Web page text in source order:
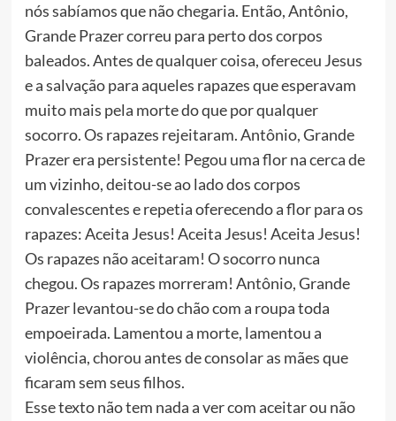
nós sabíamos que não chegaria. Então, Antônio,
Grande Prazer correu para perto dos corpos
baleados. Antes de qualquer coisa, ofereceu Jesus
e a salvação para aqueles rapazes que esperavam
muito mais pela morte do que por qualquer
socorro. Os rapazes rejeitaram. Antônio, Grande
Prazer era persistente! Pegou uma flor na cerca de
um vizinho, deitou-se ao lado dos corpos
convalescentes e repetia oferecendo a flor para os
rapazes: Aceita Jesus! Aceita Jesus! Aceita Jesus!
Os rapazes não aceitaram! O socorro nunca
chegou. Os rapazes morreram! Antônio, Grande
Prazer levantou-se do chão com a roupa toda
empoeirada. Lamentou a morte, lamentou a
violência, chorou antes de consolar as mães que
ficaram sem seus filhos.
Esse texto não tem nada a ver com aceitar ou não